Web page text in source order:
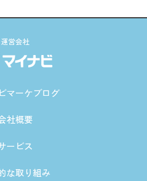
運営会社
マーケブログ
社概要
ービス
な取り組み